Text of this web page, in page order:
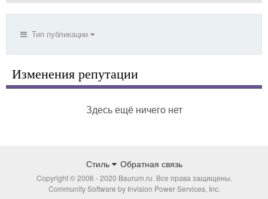
Тип публикации
Изменения репутации
Здесь ещё ничего нет
Стиль Обратная связь
Copyright © 2006 - 2020 Baurum.ru. Все права защищены.
Community Software by Invision Power Services, Inc.